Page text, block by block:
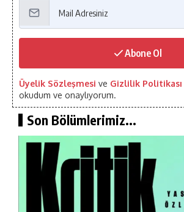
Abone Ol
Üyelik Sözleşmesi ve Gizlilik Politikası
okudum ve onaylıyorum.
Son Bölümlerimiz...